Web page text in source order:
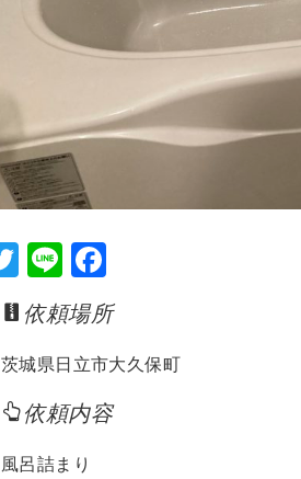
T
wi
tt
er
Li
n
e
a
c
e
b
o
依頼場所
茨城県日立市大久保町
依頼内容
風呂詰まり